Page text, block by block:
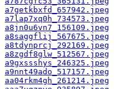
a7getkbxfd_657942.jpeg
a7lap7xq0h_734573.jpeg
a8jn0u6vn7_156109.jpeg
a8saggflij_567675.jpeg
a8tdynprcj_292169.jpeg
a8zgdf8glw_512567.jpeg
a9gxssshys_246325.jpeg
a9nnt49ado_517157.jpeg
aa04rkm4gh_261214.jpeg